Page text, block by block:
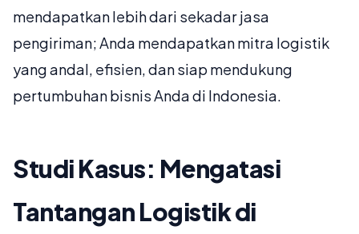
mendapatkan lebih dari sekadar jasa
pengiriman; Anda mendapatkan mitra logistik
yang andal, efisien, dan siap mendukung
pertumbuhan bisnis Anda di Indonesia.
Studi Kasus: Mengatasi
Tantangan Logistik di